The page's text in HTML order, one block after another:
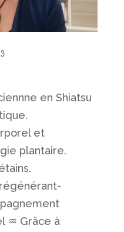
en Shiatsu
et
plantaire.
♒︎ Grâce à